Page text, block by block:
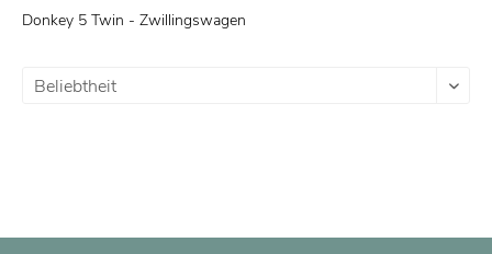
Donkey 5 Twin - Zwillingswagen